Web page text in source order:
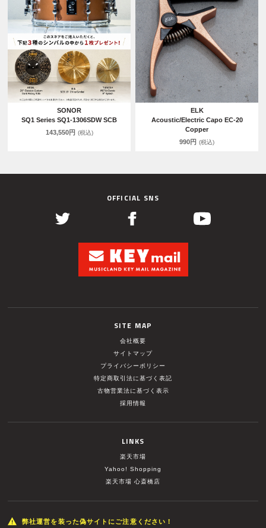
SONOR
SQ1 Series SQ1-1306SDW SCB
143,550円 (税込)
ELK
Acoustic/Electric Capo EC-20
Copper
990円 (税込)
OFFICIAL SNS
SITE MAP
会社概要
サイトマップ
プライバシーポリシー
特定商取引法に基づく表記
古物営業法に基づく表示
採用情報
LINKS
楽天市場
Yahoo! Shopping
楽天市場 心斎橋店
弊社運営を装った偽サイトにご注意ください！